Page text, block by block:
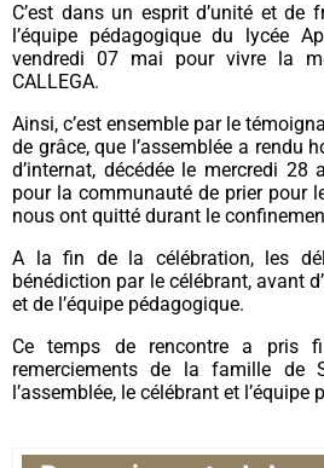
C’est dans un esprit d’unité et de
l’équipe pédagogique du lycée
vendredi 07 mai pour vivre la
CALLEGA.
Ainsi, c’est ensemble par le
de grâce, que l’assemblée a rendu
d’internat, décédée le mercredi 28
pour la communauté de prier pour
nous ont quitté durant le
A la fin de la célébration, les
bénédiction par le célébrant, avant
et de l’équipe pédagogique.
Ce temps de rencontre a pris
remerciements de la famille de
l’assemblée, le célébrant et l’équipe